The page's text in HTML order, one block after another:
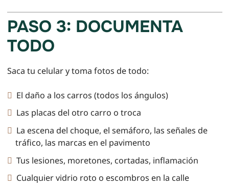
PASO 3: DOCUMENTA
TODO
Saca tu celular y toma fotos de todo:
El daño a los carros (todos los ángulos)
Las placas del otro carro o troca
La escena del choque, el semáforo, las señales de
tráfico, las marcas en el pavimento
Tus lesiones, moretones, cortadas, inflamación
Cualquier vidrio roto o escombros en la calle